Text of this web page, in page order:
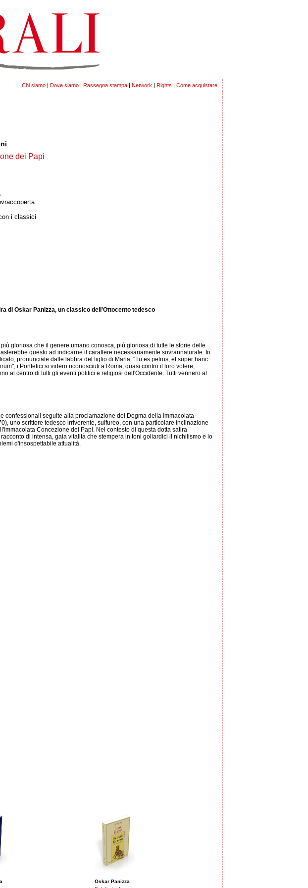
Chi siamo | Dove siamo | Rassegna stampa | Network | Rights | Come acquistare
dei Papi
i classici
di Oskar Panizza, un classico dell'Ottocento tedesco
gloriosa che il genere umano conosca, più gloriosa di tutte le storie delle
questo ad indicarne il carattere necessariamente sovrannaturale. In
pronunciate dalle labbra del figlio di Maria: "Tu es petrus, et super hanc
i Pontefici si videro riconosciuti a Roma, quasi contro il loro volere,
al centro di tutti gli eventi politici e religiosi dell'Occidente. Tutti vennero al
confessionali seguite alla proclamazione del Dogma della Immacolata
uno scrittore tedesco irriverente, sulfureo, con una particolare inclinazione
Concezione dei Papi. Nel contesto di questa dotta satira
di intensa, gaia vitalità che stempera in toni goliardici il nichilismo e lo
d'insospettabile attualità.
Oskar Panizza